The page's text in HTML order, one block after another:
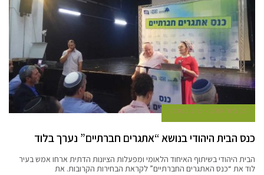
23 ביולי 2019 כתב במרכז
כנס הבית היהודי בנושא “אתגרים חברתיים” נערך בלוד
הבית היהודי בשיתוף האיחוד הלאומי ומפעלות הציונות הדתית ארחו אמש בעיר
לוד את “כנס האתגרים החברתיים” לקראת הבחירות הקרובות. את